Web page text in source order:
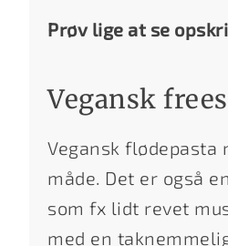
Prøv lige at se
Vegansk
Vegansk flødepasta
måde. Det er også
som fx lidt revet
med en